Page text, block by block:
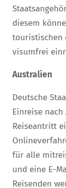
diesem
touristischen
visumfrei
Australien
Deutsche
Einreise
Reiseantritt
für alle
und eine E-
Reisenden